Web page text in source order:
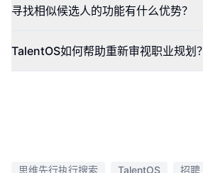
寻找相似候选人的功能有什么优势？
TalentOS如何帮助重新审视职业规划？
思维先行执行搜索 TalentOS 招聘